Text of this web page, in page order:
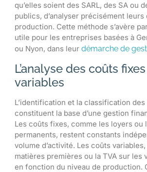
qu’elles soient des SARL, des SA ou
publics, d’analyser précisément leurs
production. Cette méthode s’avère
utile pour les entreprises basées à
ou Nyon, dans leur démarche de
L’analyse des coûts
variables
L’identification et la classification
constituent la base d’une gestion
Les coûts fixes, comme les loyers ou
permanents, restent constants
volume d’activité. Les coûts
matières premières ou la TVA sur les
en fonction du niveau de production.